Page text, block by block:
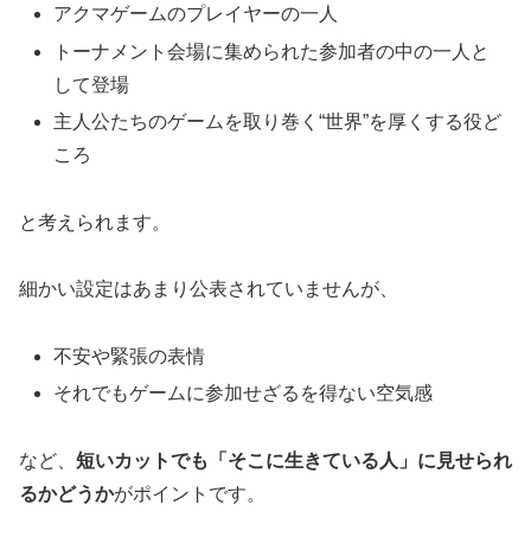
アクマゲームのプレイヤーの一人
トーナメント会場に集められた参加者の中の一人と
して登場
主人公たちのゲームを取り巻く“世界”を厚くする役ど
ころ
と考えられます。
細かい設定はあまり公表されていませんが、
不安や緊張の表情
それでもゲームに参加せざるを得ない空気感
など、 短いカットでも「そこに生きている人」に見せられ
るかどうかがポイントです。